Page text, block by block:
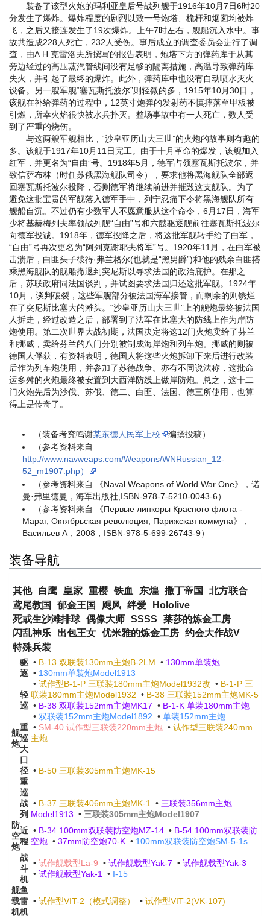
装备了该型火炮的玛利亚皇后号战列舰于1916年10月7日6时20
分发生了爆炸。爆炸程度的剧烈以致一号炮塔、桅杆和烟囱均被炸
飞，之后又接连发生了19次爆炸。上午7时左右，舰船沉入水中。事
故共造成228人死亡，232人受伤。事后成立的调查委员会进行了调
查，由A.H.克雷洛夫所撰写的报告表明，炮塔下方的弹药库于从其
旁边经过的高压蒸汽管线间没有足够的隔离措施，高温导致弹药库
失火，并引起了最终的爆炸。此外，弹药库中也没有自动喷水灭火
设备。另一艘军舰“塞瓦斯托波尔”则轻微的多，1915年10月30日，
该舰在补给弹药的过程中，12英寸炮弹的发射药不慎摔落至甲板被
引燃，所幸火焰很快被水兵扑灭。整场事故中有一人死亡，数人受
到了严重的烧伤。
与这两艘军舰相比，“沙皇亚历山大三世”的火炮的故事则有趣的
多。该舰于1917年10月11日完工。由于十月革命的爆发，该舰加入
红军，并更名为“自由”号。1918年5月，德军占领塞瓦斯托波尔，并
致信萨布林（时任苏俄黑海舰队司令），要求他将黑海舰队全部返
回塞瓦斯托波尔投降，否则德军将继续前进并摧毁这支舰队。为了
避免这批宝贵的军舰落入德军手中，列宁忍痛下令将黑海舰队所有
舰船自沉。不过仍有少数军人不愿意服从这个命令，6月17日，海军
少将基赫梅列夫率领战列舰“自由”号和六艘驱逐舰前往塞瓦斯托波尔
向德军投诚。1918年，德军投降之后，将这批军舰转手给了白军，
“自由”号再次更名为“阿列克谢耶夫将军”号。1920年11月，在白军被
击溃后，白匪头子彼得·弗兰格尔(也就是“黑男爵”)和他的残余白匪搭
乘黑海舰队的舰船撤退到突尼斯以寻求法国的政治庇护。在那之
后，苏联政府同法国谈判，并试图要求法国归还这批军舰。1924年
10月，谈判破裂，这些军舰部分被法国海军接管，而剩余的则锈烂
在了突尼斯比塞大的滩头。“沙皇亚历山大三世”上的舰炮最终被法国
人拆走，经过改造之后，部署到了法军在比塞大的防线上作为岸防
炮使用。第二次世界大战初期，法国决定将这12门火炮卖给了芬兰
和挪威，卖给芬兰的八门分别被制成海岸炮和列车炮。挪威的则被
德国人俘获，有资料表明，德国人将这些火炮拆卸下来后进行改装
后作为列车炮使用，并参加了苏德战争。亦有不同说法称，这批命
运多舛的火炮最终被安置到大西洋防线上做岸防炮。总之，这十二
门火炮先后为沙俄、苏俄、德二、白匪、法国、德三所使用，也算
得上是传奇了。
（装备考究鸣谢某东德人民军上校
编撰投稿）
（参考资料来自
http://www.navweaps.com/Weapons/WNRussian_12-
52_m1907.php）
（参考资料来自 《Naval Weapons of World War One》，诺
曼·弗里德曼，海军出版社,ISBN-978-7-5210-0043-6）
（参考资料来自 《Первые линкоры Красного флота -
Марат, Октябрьская революция, Парижская коммуна》，
Васильев А，2008，ISBN-978-5-699-26743-9）
装备导航
其他 白鹰 皇家 重樱 铁血 东煌 撒丁帝国
北方联合
鸢尾教国
郁金王国 飓风 绊爱
Hololive
死或生沙滩排球 偶像大师 SSSS
莱莎的炼金工房
闪乱神乐
出包王女 优米雅的炼金工房 约会大作战V
特殊兵装
舰
炮
驱
逐
• B-13 双联装130mm主炮B-2LM • 130mm单装炮
• 130mm单装炮Model1913
轻
巡
• 试作型B-1-P 三联装180mm主炮Model1932改 • B-1-P 三
联装180mm主炮Model1932 • B-38 三联装152mm主炮MK-5
• B-38 双联装152mm主炮MK17 • B-1-K 单装180mm主炮
• 双联装152mm主炮Model1892 • 单装152mm主炮
重
巡
• SM-40 试作型三联装220mm主炮 • 试作型三联装240mm
主炮
大
口
径
重
巡
• B-50 三联装305mm主炮MK-15
战
列
• B-37 三联装406mm主炮MK-1 • 三联装356mm主炮
Model1913 • 三联装305mm主炮Model1907
防
空
炮
近
程
• B-34 100mm双联装防空炮MZ-14 • B-54 100mm双联装防
空炮 • 37mm防空炮70-K • 100mm双联装防空炮SM-5-1s
舰
载
机
战
斗
机
• 试作舰载型La-9 • 试作舰载型Yak-7 • 试作舰载型Yak-3
• 试作舰载型Yak-1 • I-15
鱼
雷
机
• 试作型VIT-2（模式调整） • 试作型VIT-2(VK-107)